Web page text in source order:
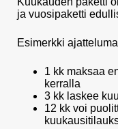
ja vuosipaketti
Esimerkki
1 kk maksaa
kerralla
3 kk laskee
12 kk voi